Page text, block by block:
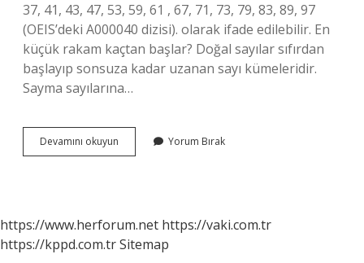
37, 41, 43, 47, 53, 59, 61 , 67, 71, 73, 79, 83, 89, 97
(OEIS’deki A000040 dizisi). olarak ifade edilebilir. En
küçük rakam kaçtan başlar? Doğal sayılar sıfırdan
başlayıp sonsuza kadar uzanan sayı kümeleridir.
Sayma sayılarına…
Devamını okuyun
Büyük
Yorum Bırak
https://www.herforum.net https://vaki.com.tr
https://kppd.com.trSitemap